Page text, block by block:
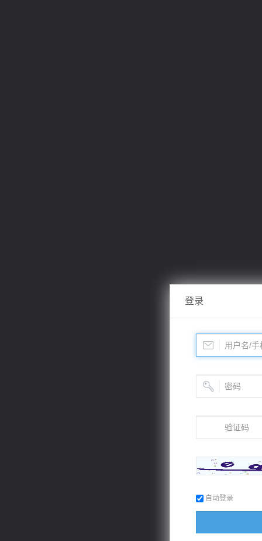
登录
自动登录